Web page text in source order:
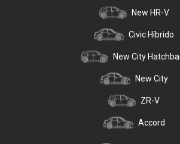
New HR-V
Civic Híbrido
New City
New City
ZR-V
Accord